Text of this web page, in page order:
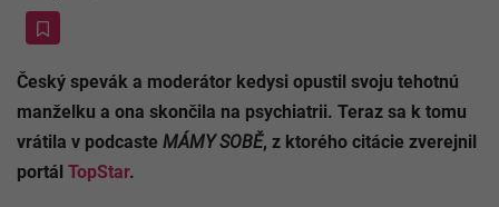
Český spevák a moderátor kedysi opustil svoju tehotnú
manželku a ona skončila na psychiatrii. Teraz sa k tomu
vrátila v podcaste MÁMY SOBĚ, z ktorého citácie zverejnil
portál TopStar.